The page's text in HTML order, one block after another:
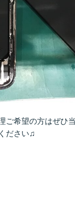
希望の方はぜひ当
ださい♫